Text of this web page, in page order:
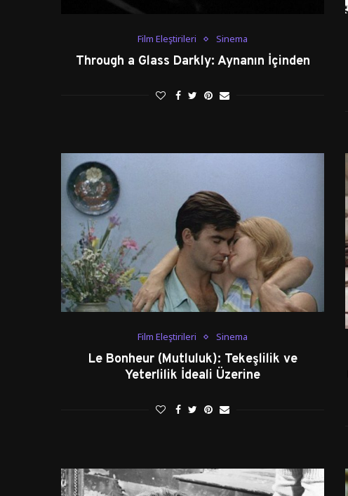
Film Eleştirileri Sinema
Through a Glass Darkly: Aynanın İçinden
Film Eleştirileri Sinema
Le Bonheur (Mutluluk): Tekeşlilik ve
Yeterlilik İdeali Üzerine